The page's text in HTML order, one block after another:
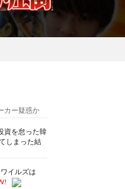
カー疑惑か
資を怠った韓
しまった結
イルズは